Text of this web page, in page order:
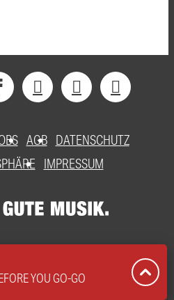
AGB DATENSCHUTZ
IMPRESSUM
YOU GO-GO